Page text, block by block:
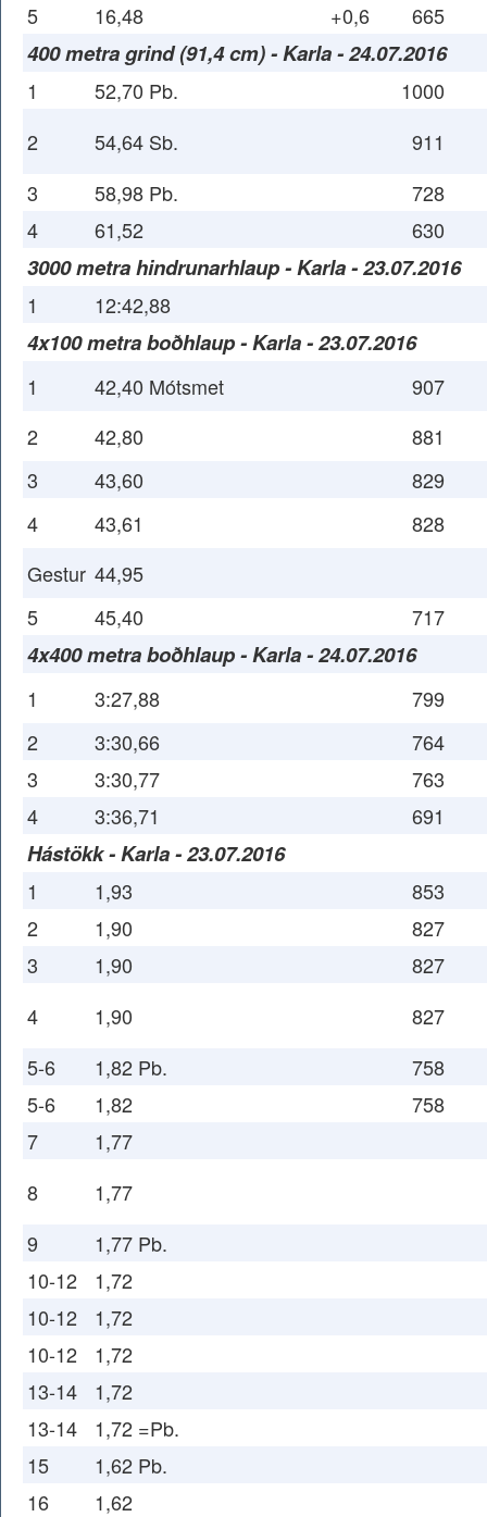
5 16,48 +0,6 665
400 metra grind (91,4 cm) - Karla - 24.07.2016
1 52,70 Pb.
1000
2
54,64 Sb.
911
3
58,98 Pb.
728
4
61,52 630
3000 metra hindrunarhlaup - Karla - 23.07.2016
1 12:42,88
4x100 metra boðhlaup - Karla - 23.07.2016
1 42,40 Mótsmet
907
2
42,80
881
3
43,60
829
4
43,61
828
Gestur 44,95
5
45,40 717
4x400 metra boðhlaup - Karla - 24.07.2016
1 3:27,88
799
2
3:30,66
764
3
3:30,77
763
4
3:36,71 691
Hástökk - Karla - 23.07.2016
1 1,93
853
2
1,90
827
3
1,90
827
4
1,90
827
5-6
1,82 Pb.
758
5-6
1,82
758
7
1,77
8
1,77
9
1,77 Pb.
10-12
1,72
10-12
1,72
10-12
1,72
13-14
1,72
13-14
1,72 =Pb.
15
1,62 Pb.
16
1,62